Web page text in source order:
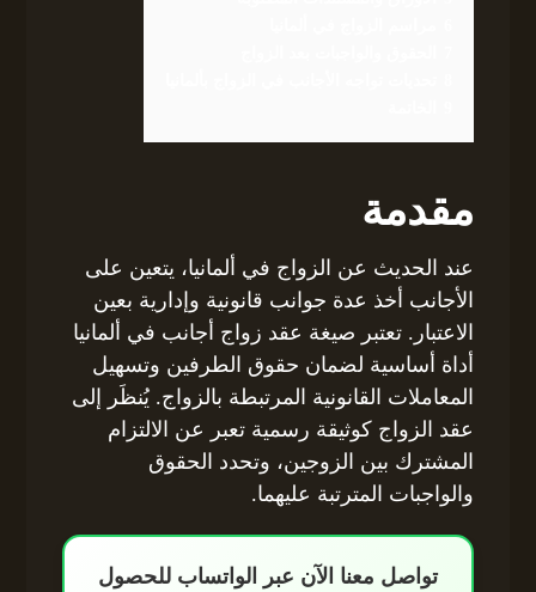
مقدمة
عند الحديث عن الزواج في ألمانيا، يتعين على
الأجانب أخذ عدة جوانب قانونية وإدارية بعين
الاعتبار. تعتبر صيغة عقد زواج أجانب في ألمانيا
أداة أساسية لضمان حقوق الطرفين وتسهيل
المعاملات القانونية المرتبطة بالزواج. يُنظَر إلى
عقد الزواج كوثيقة رسمية تعبر عن الالتزام
المشترك بين الزوجين، وتحدد الحقوق
والواجبات المترتبة عليهما.
تواصل معنا الآن عبر الواتساب للحصول